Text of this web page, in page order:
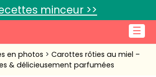
☰
minceur >>
en photos
Carottes rôties au miel –
& délicieusement parfumées